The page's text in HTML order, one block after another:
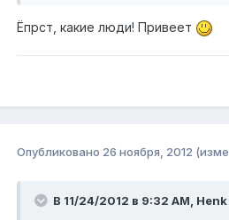
Ёпрст, какие люди! Привеет
Опубликовано 26 ноября, 2012
В 11/24/2012 в 9:32 AM,